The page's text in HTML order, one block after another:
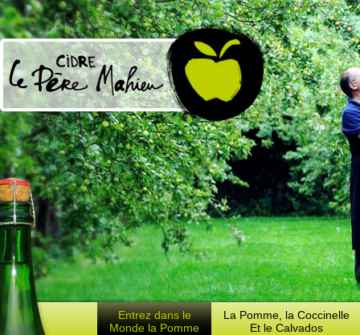
Entrez dans le
Monde la Pomme
La Pomme, la Coccinelle
Et le Calvados